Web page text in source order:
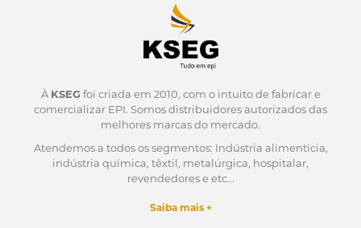
À KSEG foi criada em 2010, com o intuito de fabricar e
comercializar EPI. Somos distribuidores autorizados das
melhores marcas do mercado.
Atendemos a todos os segmentos: Indústria alimentícia,
indústria química, têxtil, metalúrgica, hospitalar,
revendedores e etc...
Saiba mais +